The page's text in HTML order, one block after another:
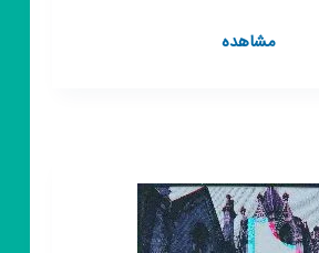
مشاهدهکانال